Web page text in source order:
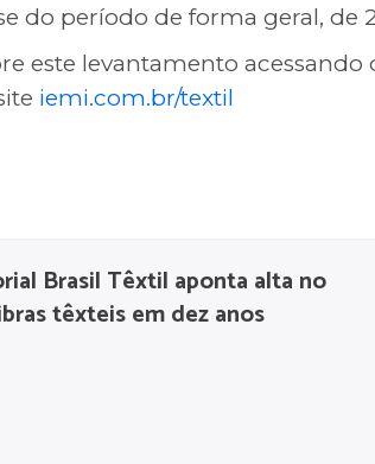
do período de forma geral, de
este levantamento acessando
iemi.com.br/textil
Brasil Têxtil aponta alta no
têxteis em dez anos